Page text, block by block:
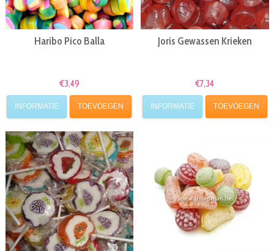
Haribo Pico Balla
€3,49
INFORMATIE TOEVOEGEN
Joris Gewassen Krieken
€7,34
INFORMATIE TOEVOEGEN